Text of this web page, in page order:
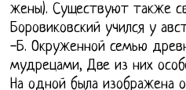
жены). Существуют также
Боровиковский учился у
-Б. Окруженной семью
мудрецами, Две из них
На одной была изображена